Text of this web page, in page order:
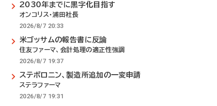
2030年までに黒字化目指す
オンコリス・浦田社長
2026/8/7 20:33
米ゴッサムの報告書に反論
住友ファーマ、会計処理の適正性強調
2026/8/7 19:37
ステボロニン、製造所追加の一変申請
ステラファーマ
2026/8/7 19:31